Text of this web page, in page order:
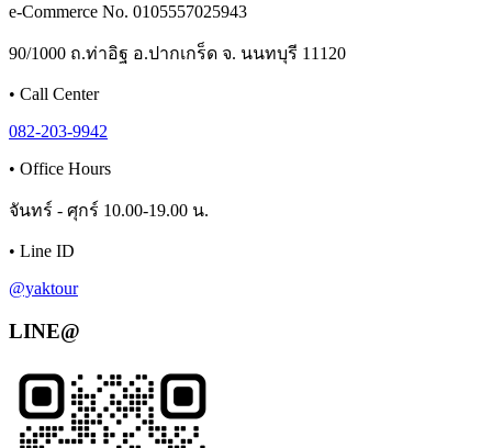
e-Commerce No. 0105557025943
90/1000 ถ.ท่าอิฐ อ.ปากเกร็ด จ. นนทบุรี 11120
• Call Center
082-203-9942
• Office Hours
จันทร์ - ศุกร์ 10.00-19.00 น.
• Line ID
@yaktour
LINE@